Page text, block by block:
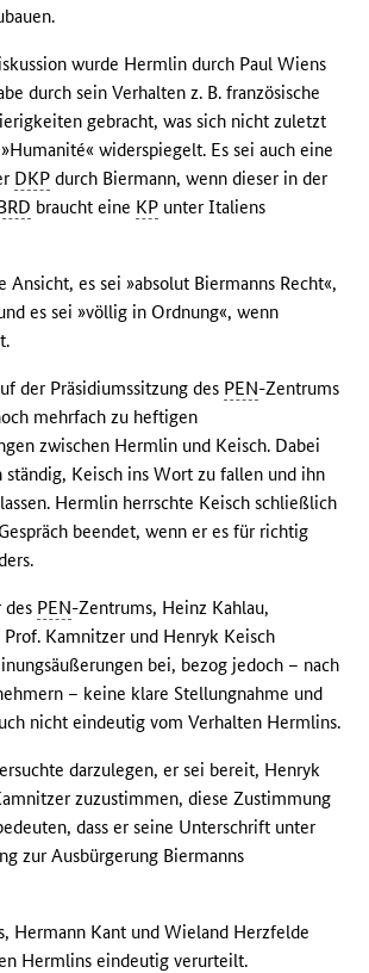
wurde Hermlin durch Paul Wiens
durch sein Verhalten z. B. französische
gebracht, was sich nicht zuletzt
widerspiegelt. Es sei auch eine
DKP durch Biermann, wenn dieser in der
braucht eine KP unter Italiens
es sei »absolut Biermanns Recht«,
es sei »völlig in Ordnung«, wenn
der Präsidiumssitzung des PEN-Zentrums
mehrfach zu heftigen
zwischen Hermlin und Keisch. Dabei
Keisch ins Wort zu fallen und ihn
Hermlin herrschte Keisch schließlich
beendet, wenn er es für richtig
des PEN-Zentrums, Heinz Kahlau,
Kamnitzer und Henryk Keisch
bei, bezog jedoch – nach
– keine klare Stellungnahme und
nicht eindeutig vom Verhalten Hermlins.
darzulegen, er sei bereit, Henryk
zuzustimmen, diese Zustimmung
dass er seine Unterschrift unter
zur Ausbürgerung Biermanns
Hermann Kant und Wieland Herzfelde
Hermlins eindeutig verurteilt.